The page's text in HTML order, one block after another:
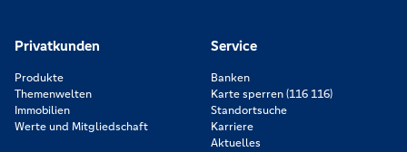
Privatkunden
Produkte
Themenwelten
Immobilien
Werte und Mitgliedschaft
Service
Banken
Karte sperren (116 116)
Standortsuche
Karriere
Aktuelles